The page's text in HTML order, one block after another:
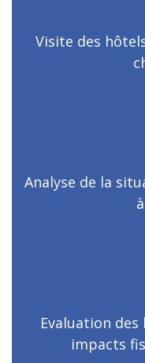
Visite des
Analyse de la
Evaluation
impacts